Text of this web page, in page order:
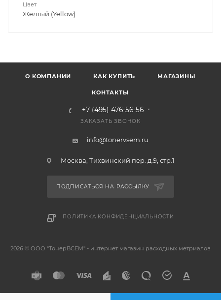
Цвет
Желтый (Yellow)
О КОМПАНИИ КАК КУПИТЬ МАГАЗИНЫ
КОНТАКТЫ
+7 (495) 476-56-56
ЗАКАЗАТЬ ЗВОНОК
info@tonervsem.ru
Москва, Тихвинский пер. д.9, стр.1
ПОДПИСАТЬСЯ НА РАССЫЛКУ
ПОЛИТИКА КОНФИДЕНЦИАЛЬНОСТИ
2026 © ООО "ТонерВСЕМ" - интернет магазин расходных метриалов